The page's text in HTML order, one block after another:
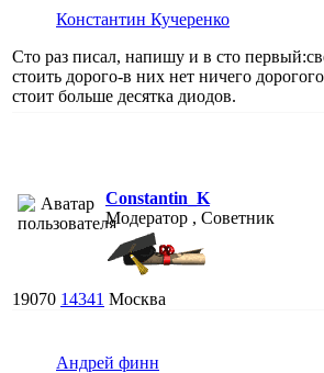
Константин Кучеренко
Сто раз писал, напишу и в сто
стоить дорого-в них нет ничего
стоит больше десятка диодов.
Constantin_K
Модератор , Советник
19070 14341 Москва
Андрей финн